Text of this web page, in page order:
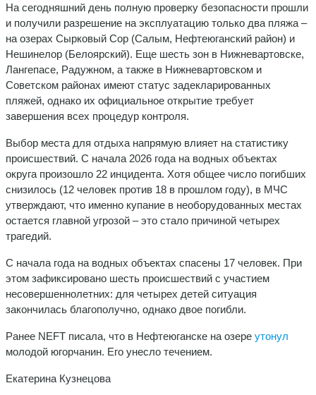
На сегодняшний день полную проверку безопасности прошли
и получили разрешение на эксплуатацию только два пляжа –
на озерах Сырковый Сор (Салым, Нефтеюганский район) и
Нешинелор (Белоярский). Еще шесть зон в Нижневартовске,
Лангепасе, Радужном, а также в Нижневартовском и
Советском районах имеют статус задекларированных
пляжей, однако их официальное открытие требует
завершения всех процедур контроля.
Выбор места для отдыха напрямую влияет на статистику
происшествий. С начала 2026 года на водных объектах
округа произошло 22 инцидента. Хотя общее число погибших
снизилось (12 человек против 18 в прошлом году), в МЧС
утверждают, что именно купание в необорудованных местах
остается главной угрозой – это стало причиной четырех
трагедий.
С начала года на водных объектах спасены 17 человек. При
этом зафиксировано шесть происшествий с участием
несовершеннолетних: для четырех детей ситуация
закончилась благополучно, однако двое погибли.
Ранее NEFT писала, что в Нефтеюганске на озере утонул
молодой югорчанин. Его унесло течением.
Екатерина Кузнецова